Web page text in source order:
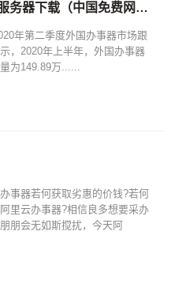
免费网页服务器永久免费的云服务器下载（中国免费网站服务器2020）
年第二季度外国办事器市场跟
，2020年上半年，外国办事器
为149.89万......
事器若何获取劣惠的价钱?若何
里云办事器?相信良多想要采办
朋会无如斯搅扰，今天阿